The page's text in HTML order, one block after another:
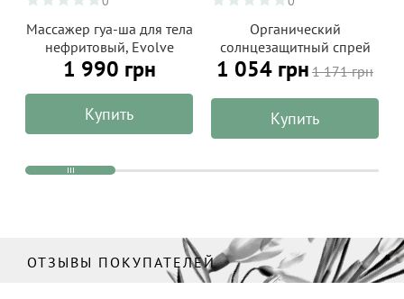
Массажер гуа-ша для тела
нефритовый, Evolve
Organic Beauty
1 990 грн
Купить
Органический
солнцезащитный спрей
SPF 50 для тела и лица,
100% натуральный,
ALPHANOVA Organic Sun
100 г
1 054 грн 1 171 грн
Купить
ОТЗЫВЫ ПОКУПАТЕЛЕЙ